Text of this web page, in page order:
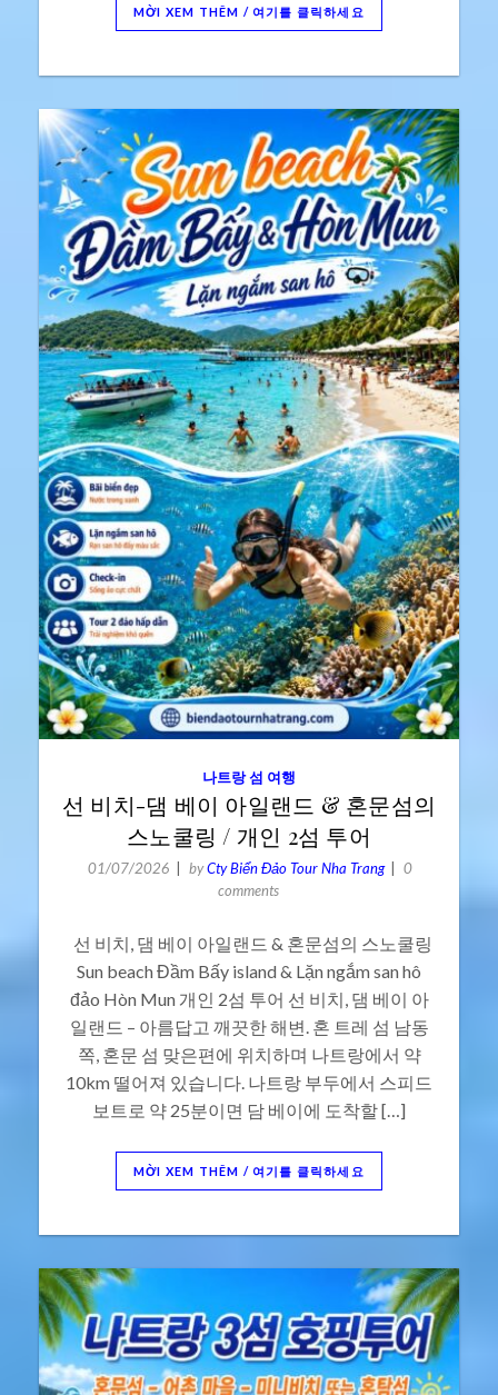
MỜI XEM THÊM / 여기를 클릭하세요
나트랑 섬 여행
선 비치-댐 베이 아일랜드 & 혼문섬의
스노쿨링 / 개인 2섬 투어
01/07/2026 byCty Biển Đảo Tour Nha Trang
0
comments
선 비치, 댐 베이 아일랜드 & 혼문섬의 스노쿨링
Sun beach Đầm Bấy island & Lặn ngắm san hô
đảo Hòn Mun 개인 2섬 투어 선 비치, 댐 베이 아
일랜드 – 아름답고 깨끗한 해변. 혼 트레 섬 남동
쪽, 혼문 섬 맞은편에 위치하며 나트랑에서 약
10km 떨어져 있습니다. 나트랑 부두에서 스피드
보트로 약 25분이면 담 베이에 도착할 […]
MỜI XEM THÊM / 여기를 클릭하세요